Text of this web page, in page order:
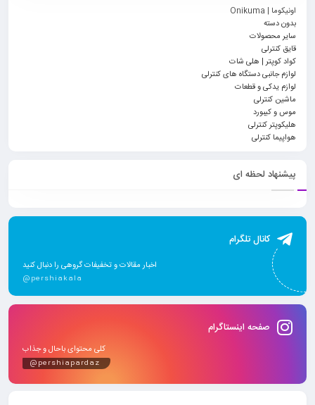
اونیکوما | Onikuma
بدون دسته
سایر محصولات
قایق کنترلی
کواد کوپتر | هلی شات
لوازم جانبی دستگاه های کنترلی
لوازم یدکی و قطعات
ماشین کنترلی
موس و کیبورد
هلیکوپتر کنترلی
هواپیما کنترلی
پیشنهاد لحظه ای
کانال تلگرام
اخبار مقالات و تخفیفات گروهی را دنبال کنید
@pershiakala
صفحه اینستاگرام
کلی محتوای باحال و جذاب
@pershiapardaz